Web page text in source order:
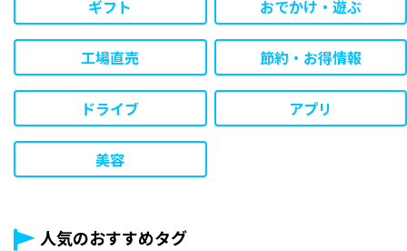
ギフト おでかけ・遊ぶ
工場直売 節約・お得情報
ドライブ アプリ
美容
人気のおすすめタグ